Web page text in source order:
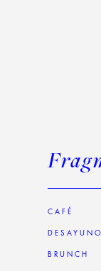
CAFÉ
BRUNCH